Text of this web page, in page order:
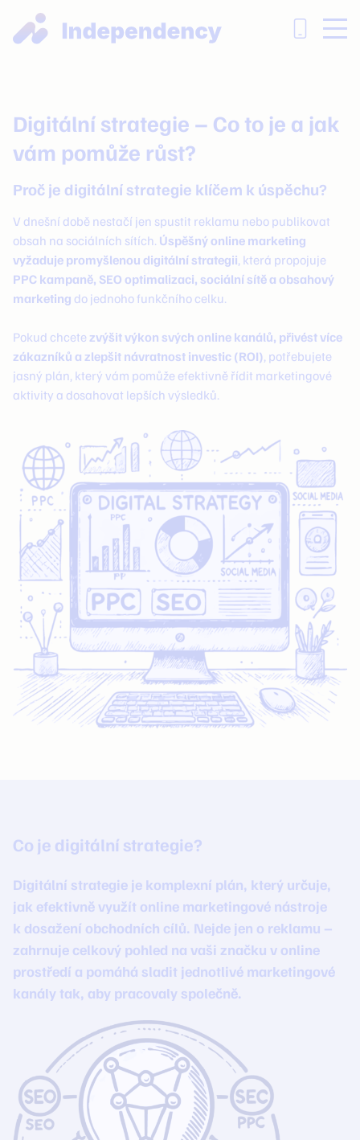
Digitální strategie – Co to je a jak
vám pomůže růst?
Proč je digitální strategie klíčem k úspěchu?
V dnešní době nestačí jen spustit reklamu nebo publikovat
obsah na sociálních sítích. Úspěšný online marketing
vyžaduje promyšlenou digitální strategii, která propojuje
PPC kampaně, SEO optimalizaci, sociální sítě a obsahový
marketing do jednoho funkčního celku.
Pokud chcete zvýšit výkon svých online kanálů, přivést více
zákazníků a zlepšit návratnost investic (ROI), potřebujete
jasný plán, který vám pomůže efektivně řídit marketingové
aktivity a dosahovat lepších výsledků.
Co je digitální strategie?
Digitální strategie je komplexní plán, který určuje,
jak efektivně využít online marketingové nástroje
k dosažení obchodních cílů. Nejde jen o reklamu –
zahrnuje celkový pohled na vaši značku v online
prostředí a pomáhá sladit jednotlivé marketingové
kanály tak, aby pracovaly společně.